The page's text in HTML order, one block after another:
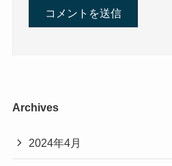
Archives
2024年4月